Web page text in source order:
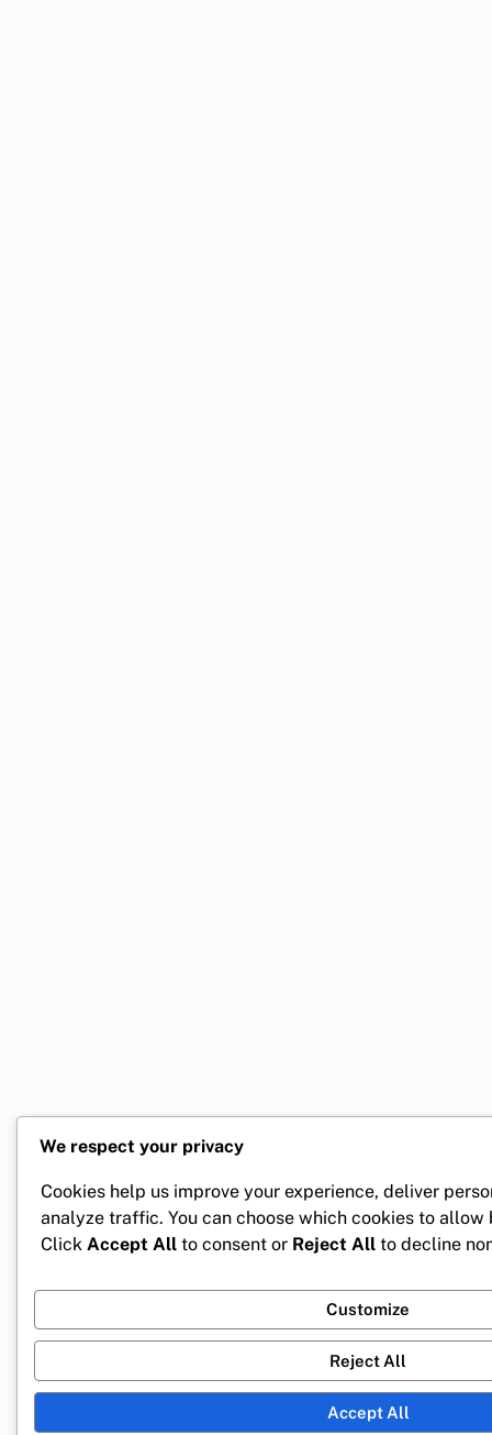
We respect your privacy
Cookies help us improve your experience, deliver
analyze traffic. You can choose which cookies to
Click Accept All to consent or Reject All to decline
Customize
Reject All
Accept All